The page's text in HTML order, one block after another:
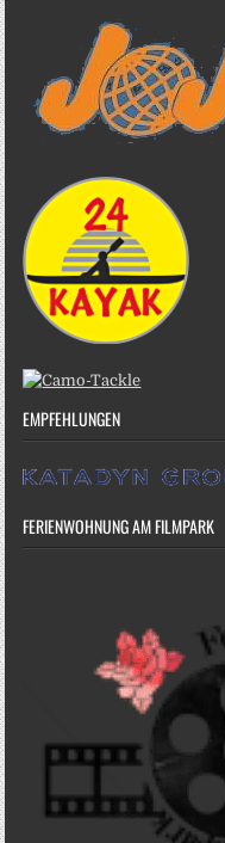
EMPFEHLUNGEN
FERIENWOHNUNG AM FILMPARK